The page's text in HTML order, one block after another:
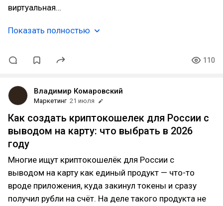
виртуальная…
Показать полностью
110
Владимир Комаровский
Маркетинг 21 июля
Как создать криптокошелек для России с
выводом на карту: что выбрать в 2026
году
Многие ищут криптокошелёк для России с
выводом на карту как единый продукт — что-то
вроде приложения, куда закинул токены и сразу
получил рубли на счёт. На деле такого продукта не